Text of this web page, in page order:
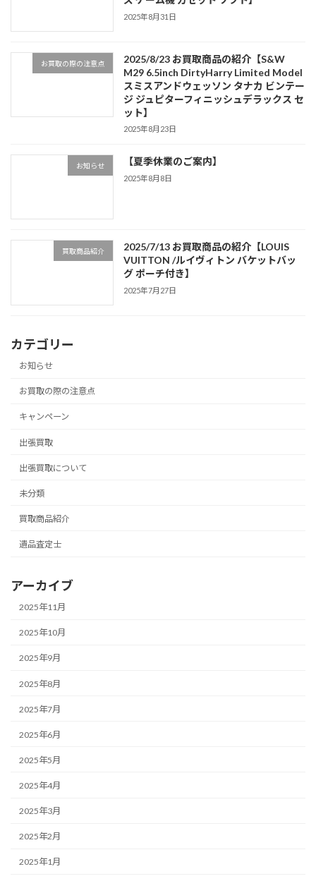
2025年8月31日
お買取の際の注意点
2025/8/23 お買取商品の紹介【S&W
M29 6.5inch DirtyHarry Limited Model
スミスアンドウェッソン タナカ ビンテー
ジ ジュピターフィニッシュデラックス セ
ット】
2025年8月23日
お知らせ 【夏季休業のご案内】
2025年8月8日
買取商品紹介
2025/7/13 お買取商品の紹介【LOUIS
VUITTON /ルイヴィトン バケットバッ
グ ポーチ付き】
2025年7月27日
カテゴリー
お知らせ
お買取の際の注意点
キャンペーン
出張買取
出張買取について
未分類
買取商品紹介
遺品査定士
アーカイブ
2025年11月
2025年10月
2025年9月
2025年8月
2025年7月
2025年6月
2025年5月
2025年4月
2025年3月
2025年2月
2025年1月